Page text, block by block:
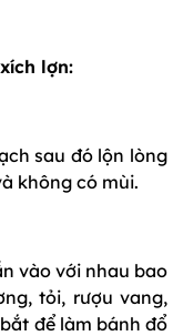
lợn:
sau đó lộn lòng
không có mùi.
vào với nhau bao
tỏi, rượu vang,
để làm bánh đổ